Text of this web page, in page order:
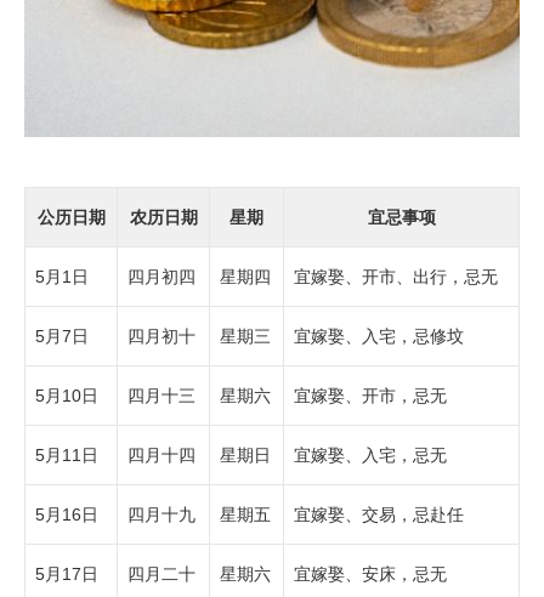
公历日期 农历日期 星期 宜忌事项
5月1日 四月初四 星期四 宜嫁娶、开市、出行，忌无
5月7日 四月初十 星期三 宜嫁娶、入宅，忌修坟
5月10日 四月十三 星期六 宜嫁娶、开市，忌无
5月11日 四月十四 星期日 宜嫁娶、入宅，忌无
5月16日 四月十九 星期五 宜嫁娶、交易，忌赴任
5月17日 四月二十 星期六 宜嫁娶、安床，忌无